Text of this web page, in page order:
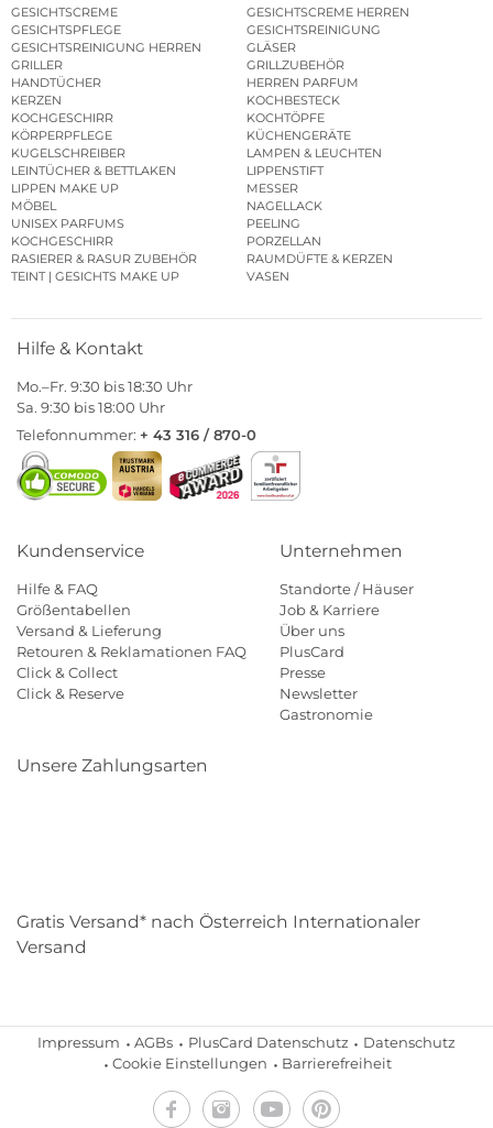
GESICHTSCREME
GESICHTSCREME HERREN
GESICHTSPFLEGE
GESICHTSREINIGUNG
GESICHTSREINIGUNG HERREN
GLÄSER
GRILLER
GRILLZUBEHÖR
HANDTÜCHER
HERREN PARFUM
KERZEN
KOCHBESTECK
KOCHGESCHIRR
KOCHTÖPFE
KÖRPERPFLEGE
KÜCHENGERÄTE
KUGELSCHREIBER
LAMPEN & LEUCHTEN
LEINTÜCHER & BETTLAKEN
LIPPENSTIFT
LIPPEN MAKE UP
MESSER
MÖBEL
NAGELLACK
UNISEX PARFUMS
PEELING
KOCHGESCHIRR
PORZELLAN
RASIERER & RASUR ZUBEHÖR
RAUMDÜFTE & KERZEN
TEINT | GESICHTS MAKE UP
VASEN
Hilfe & Kontakt
Mo.–Fr. 9:30 bis 18:30 Uhr
Sa. 9:30 bis 18:00 Uhr
Telefonnummer: + 43 316 / 870-0
Kundenservice
Hilfe & FAQ
Größentabellen
Versand & Lieferung
Retouren & Reklamationen FAQ
Click & Collect
Click & Reserve
Unternehmen
Standorte / Häuser
Job & Karriere
Über uns
PlusCard
Presse
Newsletter
Gastronomie
Unsere Zahlungsarten
Gratis Versand* nach Österreich Internationaler
Versand
Impressum AGBs PlusCard Datenschutz
Datenschutz
Cookie Einstellungen
Barrierefreiheit